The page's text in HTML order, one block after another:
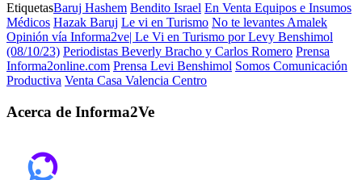
EtiquetasBaruj Hashem Bendito Israel En Venta Equipos e Insumos
Médicos Hazak Baruj Le vi en Turismo No te levantes Amalek
Opinión vía Informa2ve| Le Vi en Turismo por Levy Benshimol
(08/10/23) Periodistas Beverly Bracho y Carlos Romero Prensa
Informa2online.com Prensa Levi Benshimol Somos Comunicación
Productiva Venta Casa Valencia Centro
Acerca de Informa2Ve